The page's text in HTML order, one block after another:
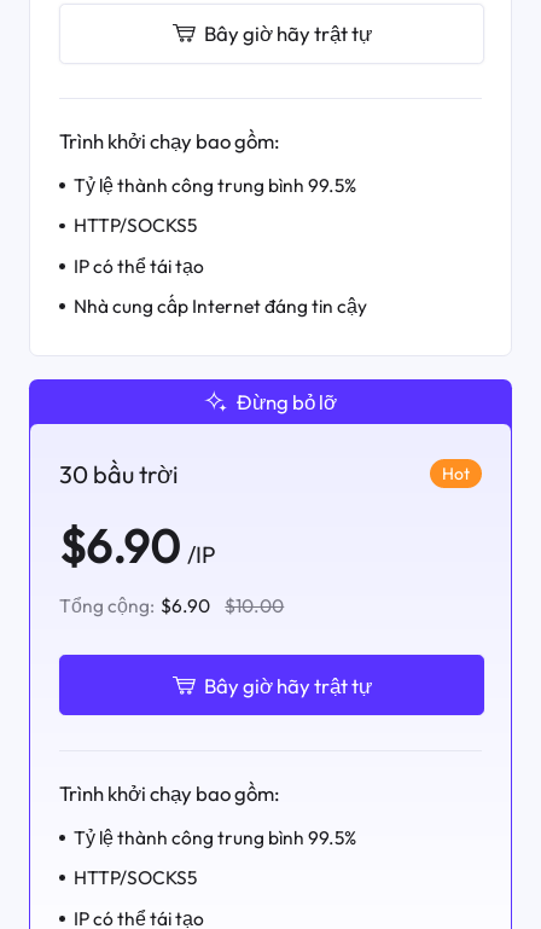
Bây giờ hãy trật tự
Trình khởi chạy bao gồm:
Tỷ lệ thành công trung bình 99.5%
HTTP/SOCKS5
IP có thể tái tạo
Nhà cung cấp Internet đáng tin cậy
Đừng bỏ lỡ
30 bầu trời Hot
$6.90 /IP
Tổng cộng: $6.90 $10.00
Bây giờ hãy trật tự
Trình khởi chạy bao gồm:
Tỷ lệ thành công trung bình 99.5%
HTTP/SOCKS5
IP có thể tái tạo